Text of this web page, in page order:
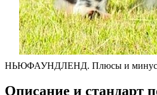
НЬЮФАУНДЛЕНД. Плюсы и
Описание и стандарт